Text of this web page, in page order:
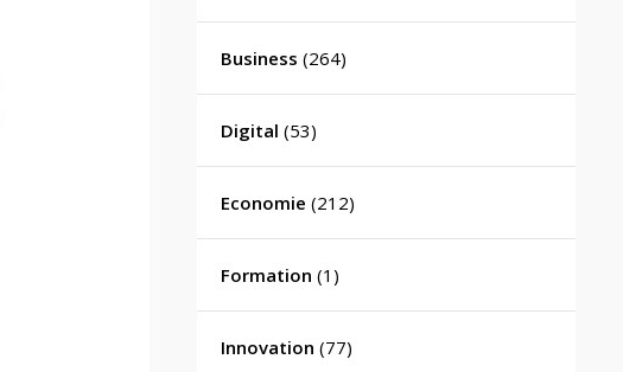
Business (264)
Digital (53)
Economie (212)
Formation (1)
Innovation (77)